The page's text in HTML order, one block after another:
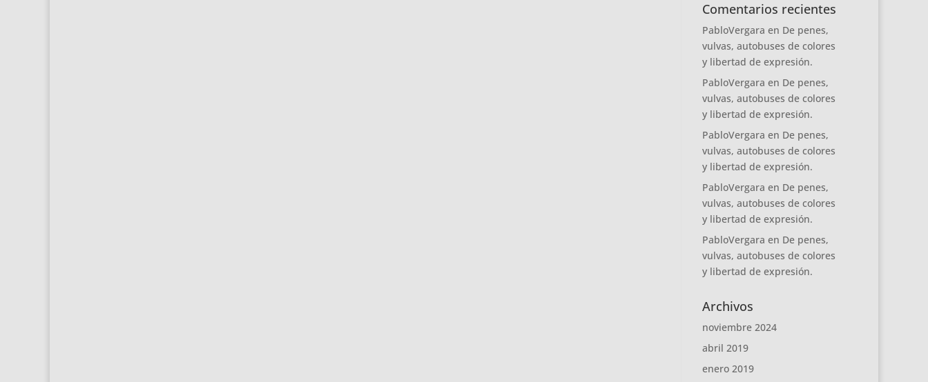
Comentarios recientes
PabloVergara en De penes,
vulvas, autobuses de colores
y libertad de expresión.
PabloVergara en De penes,
vulvas, autobuses de colores
y libertad de expresión.
PabloVergara en De penes,
vulvas, autobuses de colores
y libertad de expresión.
PabloVergara en De penes,
vulvas, autobuses de colores
y libertad de expresión.
PabloVergara en De penes,
vulvas, autobuses de colores
y libertad de expresión.
Archivos
noviembre 2024
abril 2019
enero 2019